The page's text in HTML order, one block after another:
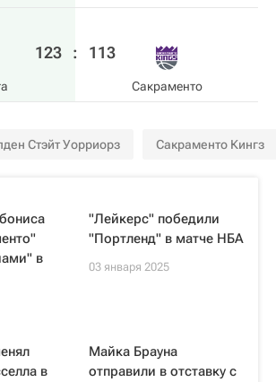
123 : 113
Сакраменто
Стэйт Уорриорз Сакраменто Кингз
в
"Лейкерс" победили
"Портленд" в матче НБА
03 января 2025
в
Майка Брауна
отправили в отставку с